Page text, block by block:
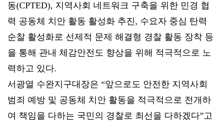
동(CPTED), 지역사회 네트워크 구축을 위한 민경 협
력 공동체 치안 활동 활성화 추진, 수요자 중심 탄력
순찰 활성화로 선제적 문제 해결형 경찰 활동 장착 등
을 통해 관내 체감안전도 향상을 위해 적극적으로 노
력하고 있다.
서광열 수완지구대장은 “앞으로도 안전한 지역사회
범죄 예방 및 공동체 치안 활동을 적극적으로 전개하
여 책임을 다하는 국민의 경찰로 최선을 다하겠다”고